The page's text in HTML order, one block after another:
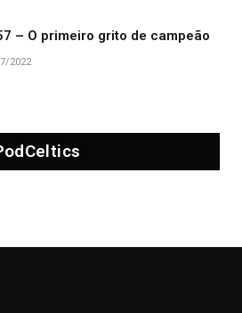
– O primeiro grito de campeão
2022